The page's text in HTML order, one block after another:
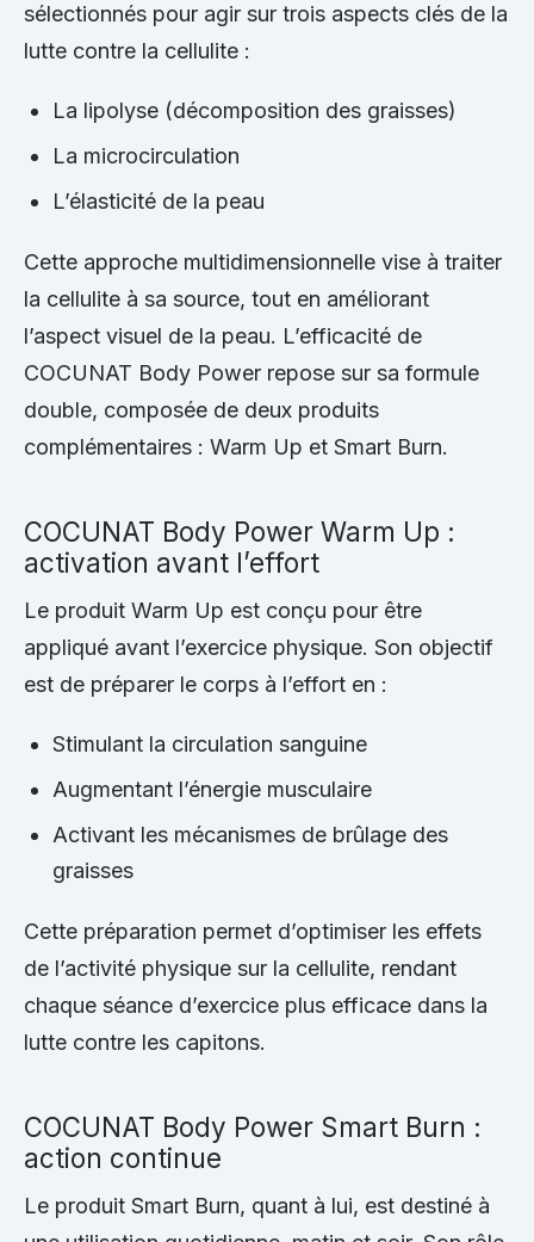
sélectionnés pour agir sur trois aspects clés de la
lutte contre la cellulite :
La lipolyse (décomposition des graisses)
La microcirculation
L’élasticité de la peau
Cette approche multidimensionnelle vise à traiter
la cellulite à sa source, tout en améliorant
l’aspect visuel de la peau. L’efficacité de
COCUNAT Body Power repose sur sa formule
double, composée de deux produits
complémentaires : Warm Up et Smart Burn.
COCUNAT Body Power Warm Up :
activation avant l’effort
Le produit Warm Up est conçu pour être
appliqué avant l’exercice physique. Son objectif
est de préparer le corps à l’effort en :
Stimulant la circulation sanguine
Augmentant l’énergie musculaire
Activant les mécanismes de brûlage des
graisses
Cette préparation permet d’optimiser les effets
de l’activité physique sur la cellulite, rendant
chaque séance d’exercice plus efficace dans la
lutte contre les capitons.
COCUNAT Body Power Smart Burn :
action continue
Le produit Smart Burn, quant à lui, est destiné à